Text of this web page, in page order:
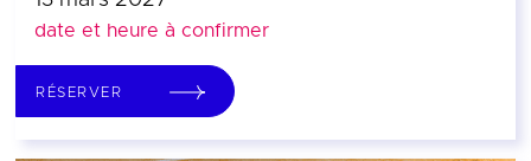
date et heure à confirmer
RÉSERVER